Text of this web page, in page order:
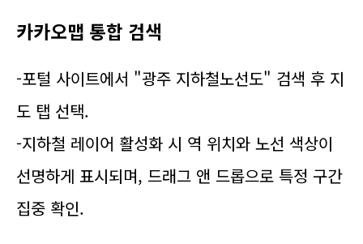
카카오맵 통합 검색
-포털 사이트에서 "광주 지하철노선도" 검색 후 지
도 탭 선택.
-지하철 레이어 활성화 시 역 위치와 노선 색상이
선명하게 표시되며, 드래그 앤 드롭으로 특정 구간
집중 확인.